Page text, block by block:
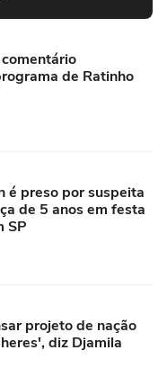
de Ratinho
é preso por suspeita
de 5 anos em festa
SP
projeto de nação
diz Djamila